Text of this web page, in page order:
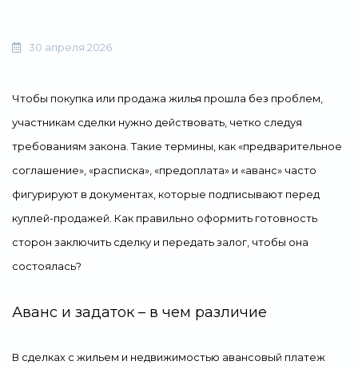
30 апреля 2026
Чтобы покупка или продажа жилья прошла без проблем,
участникам сделки нужно действовать, четко следуя
требованиям закона. Такие термины, как «предварительное
соглашение», «расписка», «предоплата» и «аванс» часто
фигурируют в документах, которые подписывают перед
куплей-продажей. Как правильно оформить готовность
сторон заключить сделку и передать залог, чтобы она
состоялась?
Аванс и задаток – в чем различие
В сделках с жильем и недвижимостью авансовый платеж